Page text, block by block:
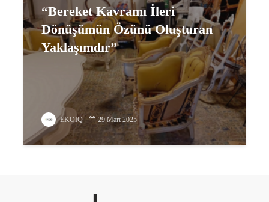
“Bereket Kavramı İleri
Dönüşümün Özünü Oluşturan
Yaklaşımdır”
EKOIQ 29 Mart 2025